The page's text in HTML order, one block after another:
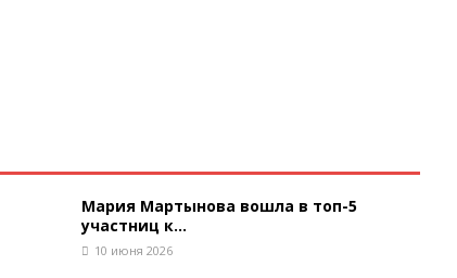
Мария Мартынова вошла в топ-5
участниц к...
10 июня 2026